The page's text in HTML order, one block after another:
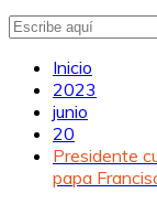
Inicio
2023
junio
20
Presidente
papa